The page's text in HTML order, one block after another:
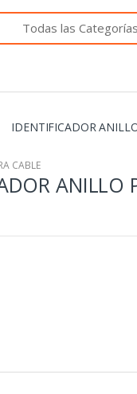
IDENTIFICADOR
CABLE
ANILLO